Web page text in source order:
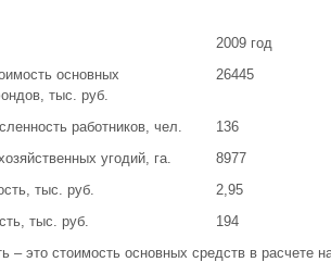
2009 год
основных
тыс. руб.
26445
работников, чел.
136
угодий, га.
8977
тыс. руб.
2,95
тыс. руб.
194
– это стоимость основных средств в расчете